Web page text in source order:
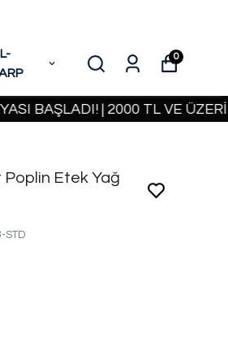
0
| 2000 TL VE ÜZERİ
Etek Yağ
STD